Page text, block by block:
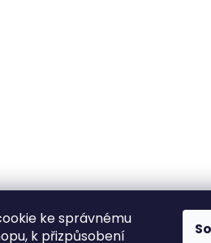
ke správnému
k přizpůsobení